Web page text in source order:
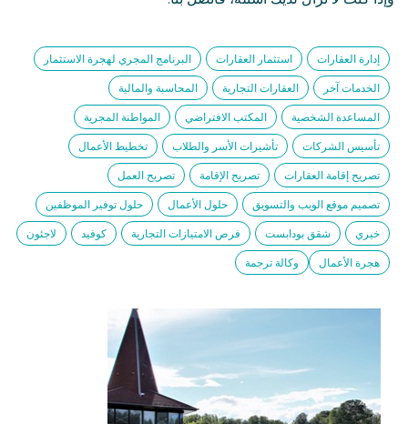
إدارة العقارات استثمار العقارات البرنامج المجري لهجرة الاستثمار
الخدمات آخر العقارات التجارية المحاسبة والمالية
المساعدة الشخصية المكتب الافتراضي المواطنة المجرية
تأسيس الشركات تأشيرات الأسر والطلاب تخطيط الأعمال
تصريح إقامة العقارات تصريح الإقامة تصريح العمل
تصميم موقع الويب والتسويق حلول الأعمال حلول توفير الموظفين
خيري شقق بودابست فرص الامتيازات التجارية كوفيد لاجئون
هجرة الأعمال وكالة ترجمة